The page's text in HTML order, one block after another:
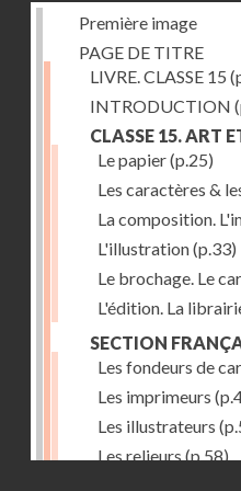
Première image
PAGE DE TITRE
LIVRE. CLASSE 15
INTRODUCTION
CLASSE 15. ART
Le papier(p.25)
Les caractères &
La composition.
L'illustration(p.33)
Le brochage. Le
L'édition. La
SECTION
Les fondeurs de
Les imprimeurs
Les illustrateurs
Les relieurs (p.58)